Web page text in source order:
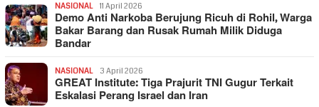
NASIONAL 11 April 2026
Demo Anti Narkoba Berujung Ricuh di Rohil, Warga
Bakar Barang dan Rusak Rumah Milik Diduga
Bandar
NASIONAL 3 April 2026
GREAT Institute: Tiga Prajurit TNI Gugur Terkait
Eskalasi Perang Israel dan Iran